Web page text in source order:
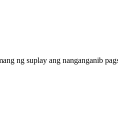
ng suplay ang nanganganib